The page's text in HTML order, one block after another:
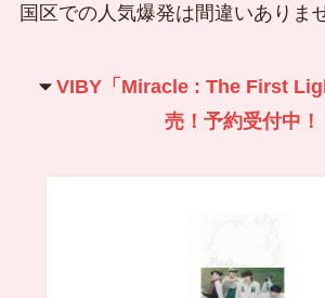
国区での人気爆発は間違いありま
VIBY「Miracle : The First
売！予約受付中！